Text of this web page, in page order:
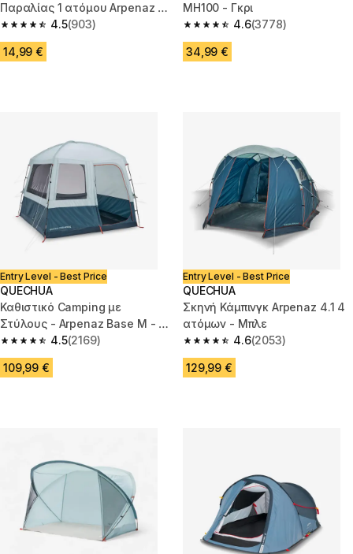
Παραλίας 1 ατόμου Arpenaz -
Μπλε
4.5
4.5 out of 5 stars from 903 reviews
(903)
14,99 €
MH100 - Γκρι
4.6
4.6 out of 5 stars from 3778
(3778)
34,99 €
Entry Level - Best Price
QUECHUA
Καθιστικό Camping με
Στύλους - Arpenaz Base M - 6
Ατόμων
4.5
4.5 out of 5 stars from 2169 reviews
(2169)
109,99 €
Entry Level - Best Price
QUECHUA
Σκηνή Κάμπινγκ Arpenaz 4.1 4
ατόμων - Μπλε
4.6
4.6 out of 5 stars from 2053
(2053)
129,99 €